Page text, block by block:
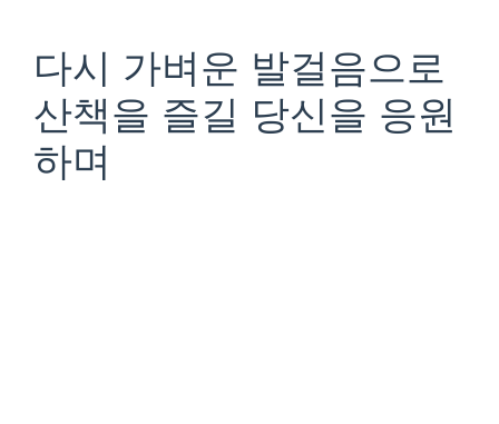
다시 가벼운 발걸음으로
산책을 즐길 당신을 응원
하며